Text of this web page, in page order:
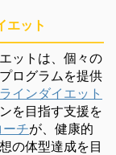
エット
ットは、個々の
プログラムを提供
インダイエット
を目指す支援を
チが、健康的
の体型達成を目